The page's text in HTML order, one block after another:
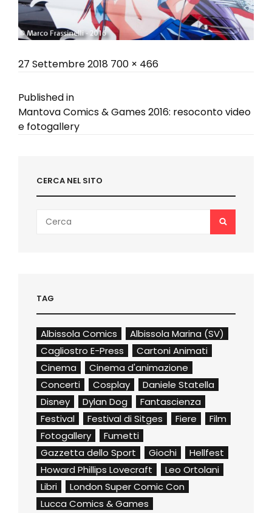
Posted
27 Settembre 2018 Full
700 × 466
Navigazione
articoli
Published in
Mantova Comics & Games 2016: resoconto video
e fotogallery
CERCA NEL SITO
for:
SEARCH
TAG
Albissola Comics
Albissola Marina (SV)
Cagliostro E-Press
Cartoni Animati
Cinema
Cinema d'animazione
Concerti
Cosplay
Daniele Statella
Disney
Dylan Dog
Fantascienza
Festival
Festival di Sitges Fiere
Film
Fotogallery
Fumetti
Gazzetta dello Sport
Giochi
Hellfest
Howard Phillips Lovecraft
Leo Ortolani
Libri
London Super Comic Con
Lucca Comics & Games